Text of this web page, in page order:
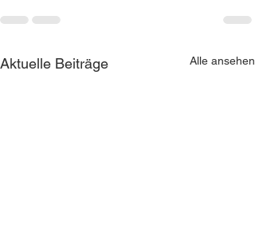
Aktuelle Beiträge Alle ansehen